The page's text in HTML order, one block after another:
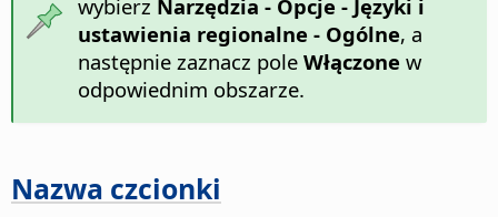
wybierz Narzędzia - Opcje - Języki i
ustawienia regionalne - Ogólne, a
następnie zaznacz pole Włączone w
odpowiednim obszarze.
Nazwa czcionki